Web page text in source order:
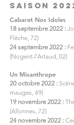
saison
Cabaret Nos Idoles
18 septembre 2022 :
Flèche, 72)
24 septembre 2022 :
(Nogent-l’Artaud, 02)
Un Misanthrope
20 octobre 2022 :
mauges, 49)
19 novembre 2022 :
(Allonnes, 72)
24 novembre 2022 :